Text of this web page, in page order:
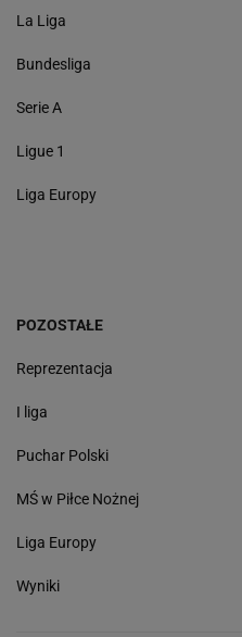
La Liga
Bundesliga
Serie A
Ligue 1
Liga Europy
POZOSTAŁE
Reprezentacja
I liga
Puchar Polski
MŚ w Piłce Nożnej
Liga Europy
Wyniki